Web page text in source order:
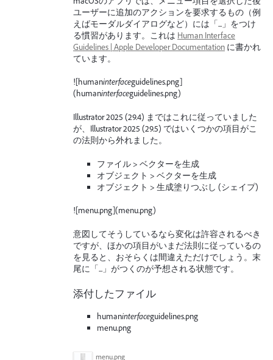
ユーザーに追加のアクションを要求するもの（例
えばモーダルダイアログなど）には「...」をつけ
る慣習があります。これは Human Interface
Guidelines | Apple Developer Documentation に書かれ
ています。
![humaninterfaceguidelines.png]
(humaninterfaceguidelines.png)
Illustrator 2025 (29.4) まではこれに従っていました
が、Illustrator 2025 (29.5) ではいくつかの項目がこ
の法則から外れました。
ファイル > ベクターを生成
オブジェクト > ベクターを生成
オブジェクト > 生成塗りつぶし (シェイプ)
![menu.png](menu.png)
意図してそうしているなら変化は許容されるべき
ですが、ほかの項目がいまだ法則に従っているの
を見ると、おそらくは間違えただけでしょう。末
尾に「...」がつくのが予想される状態です。
添付したファイル
humaninterfaceguidelines.png
menu.png
menu.png